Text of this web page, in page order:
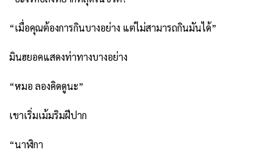
“เมื่อคุณต้องการกินบางอย่าง แต่ไม่สามารถกินมันได้”
มินฮยอคแสดงท่าทางบางอย่าง
“หมอ ลองคิดดูนะ”
เขาเริ่มเม้มริมฝีปาก
“นาฬิกา